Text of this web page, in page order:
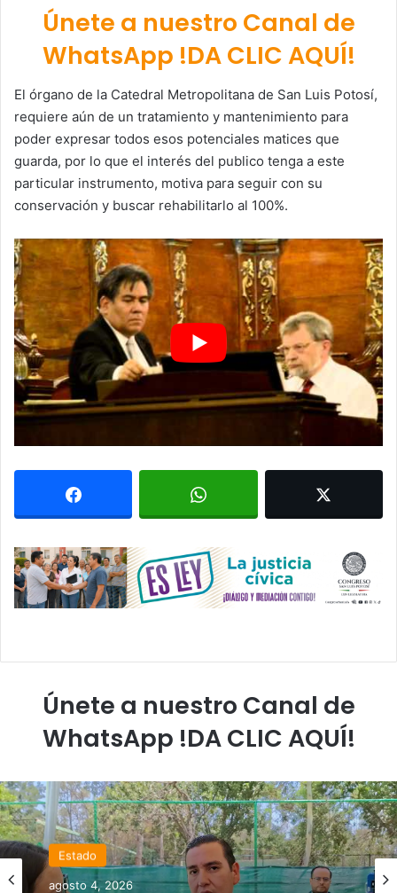
Únete a nuestro Canal de
WhatsApp !DA CLIC AQUÍ!
El órgano de la Catedral Metropolitana de San Luis Potosí,
requiere aún de un tratamiento y mantenimiento para
poder expresar todos esos potenciales matices que
guarda, por lo que el interés del publico tenga a este
particular instrumento, motiva para seguir con su
conservación y buscar rehabilitarlo al 100%.
Únete a nuestro Canal de
WhatsApp !DA CLIC AQUÍ!
Estado
agosto 4, 2026